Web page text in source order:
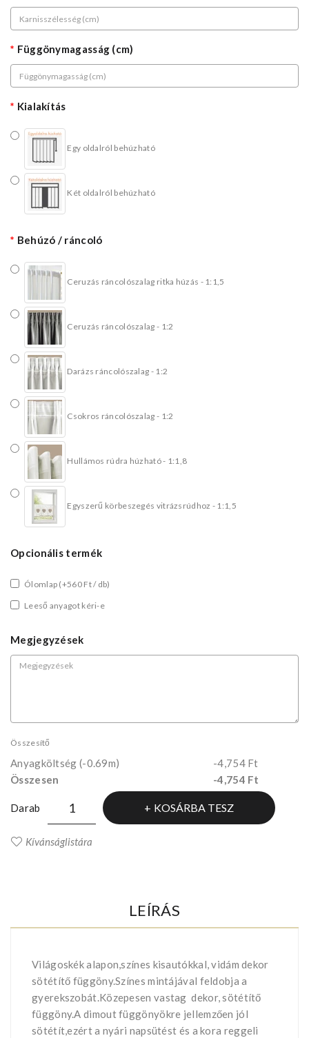
Függönymagasság (cm)
Kialakítás
Egy oldalról behúzható
Két oldalról behúzható
Behúzó / ráncoló
Ceruzás ráncolószalag ritka húzás - 1:1,5
Ceruzás ráncolószalag - 1:2
Darázs ráncolószalag - 1:2
Csokros ráncolószalag - 1:2
Hullámos rúdra húzható - 1:1,8
Egyszerű körbeszegés vitrázsrúdhoz - 1:1,5
Opcionális termék
Ólomlap (+560 Ft / db)
Leeső anyagot kéri-e
Megjegyzések
Összesítő
Anyagköltség (-0.69m)
-4,754 Ft
Összesen
-4,754 Ft
Darab KOSÁRBA TESZ
Kívánságlistára
LEÍRÁS
Világoskék alapon,színes kisautókkal, vidám dekor
sötétítő függöny.Színes mintájával feldobja a
gyerekszobát.Közepesen vastag dekor, sötétítő
függöny.A dimout függönyökre jellemzően jól
sötétít,ezért a nyári napsütést és a kora reggeli